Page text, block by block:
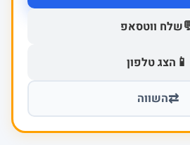
שלח ווטסאפ
📱 הצג טלפון
⇄השווה